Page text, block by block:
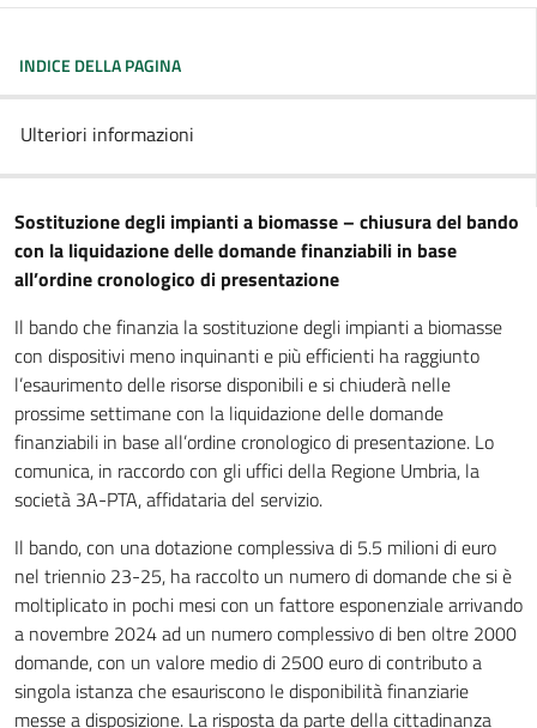
INDICE DELLA PAGINA
Ulteriori informazioni
Sostituzione degli impianti a biomasse – chiusura del bando
con la liquidazione delle domande finanziabili in base
all’ordine cronologico di presentazione
Il bando che finanzia la sostituzione degli impianti a biomasse
con dispositivi meno inquinanti e più efficienti ha raggiunto
l’esaurimento delle risorse disponibili e si chiuderà nelle
prossime settimane con la liquidazione delle domande
finanziabili in base all’ordine cronologico di presentazione. Lo
comunica, in raccordo con gli uffici della Regione Umbria, la
società 3A-PTA, affidataria del servizio.
Il bando, con una dotazione complessiva di 5.5 milioni di euro
nel triennio 23-25, ha raccolto un numero di domande che si è
moltiplicato in pochi mesi con un fattore esponenziale arrivando
a novembre 2024 ad un numero complessivo di ben oltre 2000
domande, con un valore medio di 2500 euro di contributo a
singola istanza che esauriscono le disponibilità finanziarie
messe a disposizione. La risposta da parte della cittadinanza